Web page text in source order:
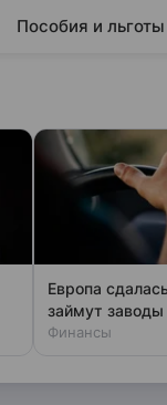
Пособия и льготы
Европа
займут заводы
и Ford
Финансы